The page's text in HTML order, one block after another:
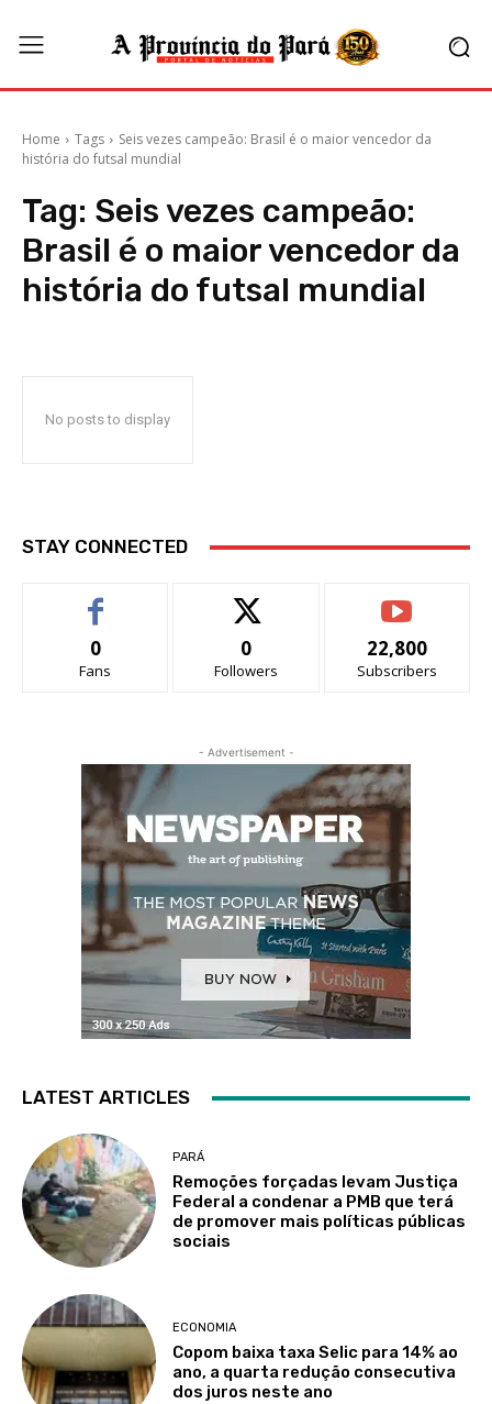
Home Tags
Seis vezes campeão: Brasil é o maior vencedor da
história do futsal mundial
Tag: Seis vezes campeão:
Brasil é o maior vencedor da
história do futsal mundial
No posts to display
STAY CONNECTED
0
Fans
0
Followers
22,800
Subscribers
- Advertisement -
LATEST ARTICLES
PARÁ
Remoções forçadas levam Justiça
Federal a condenar a PMB que terá
de promover mais políticas públicas
sociais
ECONOMIA
Copom baixa taxa Selic para 14% ao
ano, a quarta redução consecutiva
dos juros neste ano